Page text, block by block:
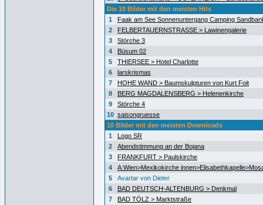
Die 10 Bilder mit den meisten Hits
1
Faak am See Sonnenuntergang Camping
2
FELBERTAUERNSTRASSE > Lawinengalerie
3
Störche 3
4
Büsum 02
5
THIERSEE > Hotel Charlotte
6
larskrismas
7
HOHE WAND > Baumskulpturen von Kurt Foit
8
BERG MAGDALENSBERG > Helenenkirche
9
Störche 4
10 saisongruesse
10 Bilder mit den meisten Downloads
1
Logo SR
2
Abendstimmung an der Bojana
3
FRANKFURT > Paulskirche
4
A:Wien>Mexikokirche
5
Avartar von Dieter
6
BAD DEUTSCH-ALTENBURG > Denkmal
7
BAD TÖLZ > Marktstraße